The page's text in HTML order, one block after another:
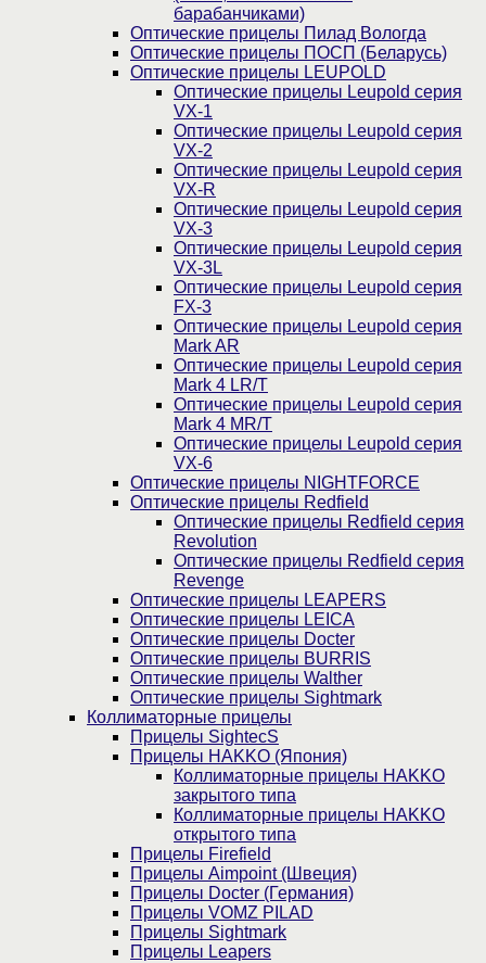
барабанчиками)
Оптические прицелы Пилад Вологда
Оптические прицелы ПОСП (Беларусь)
Оптические прицелы LEUPOLD
Оптические прицелы Leupold серия
VX-1
Оптические прицелы Leupold серия
VX-2
Оптические прицелы Leupold серия
VX-R
Оптические прицелы Leupold серия
VX-3
Оптические прицелы Leupold серия
VX-3L
Оптические прицелы Leupold серия
FX-3
Оптические прицелы Leupold серия
Mark AR
Оптические прицелы Leupold серия
Mark 4 LR/T
Оптические прицелы Leupold серия
Mark 4 MR/T
Оптические прицелы Leupold серия
VX-6
Оптические прицелы NIGHTFORCE
Оптические прицелы Redfield
Оптические прицелы Redfield серия
Revolution
Оптические прицелы Redfield серия
Revenge
Оптические прицелы LEAPERS
Оптические прицелы LEICA
Оптические прицелы Docter
Оптические прицелы BURRIS
Оптические прицелы Walther
Оптические прицелы Sightmark
Коллиматорные прицелы
Прицелы SightecS
Прицелы HAKKO (Япония)
Коллиматорные прицелы HAKKO
закрытого типа
Коллиматорные прицелы HAKKO
открытого типа
Прицелы Firefield
Прицелы Aimpoint (Швеция)
Прицелы Docter (Германия)
Прицелы VOMZ PILAD
Прицелы Sightmark
Прицелы Leapers